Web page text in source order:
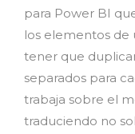
para Power BI
los elementos de
tener que
separados para
trabaja sobre el
traduciendo no